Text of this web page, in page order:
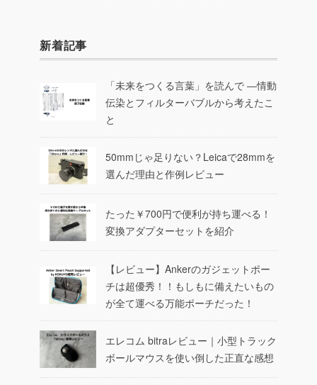
新着記事
「未来をつくる言葉」を読んで ―情動
伝染とフィルターバブルから考えたこ
と
50mmじゃ足りない？Leicaで28mmを
選んだ理由と作例レビュー
たった￥700円で便利が持ち運べる！
変換アダプターセットを紹介
【レビュー】Ankerのガジェットポー
チは超優秀！！もしもに備えたいもの
が全て運べる万能ポーチだった！
エレコム bitraレビュー｜小型トラック
ボールマウスを使い倒した正直な感想